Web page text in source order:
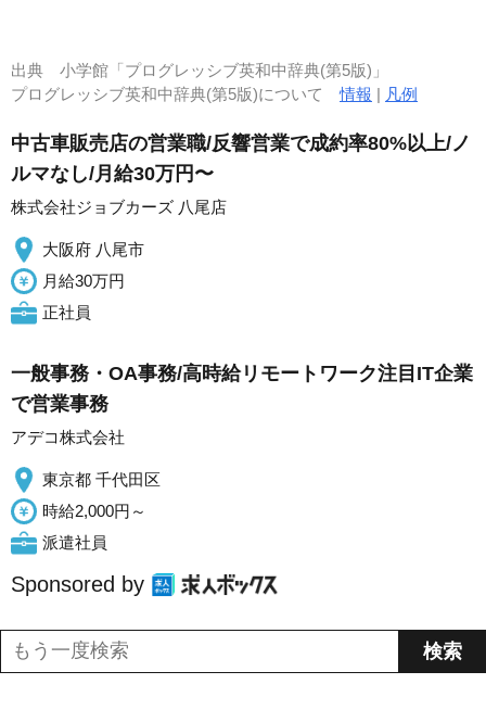
出典 小学館「プログレッシブ英和中辞典(第5版)」
プログレッシブ英和中辞典(第5版)について情報 | 凡例
中古車販売店の営業職/反響営業で成約率80%以上/ノ
ルマなし/月給30万円〜
株式会社ジョブカーズ 八尾店
大阪府 八尾市
月給30万円
正社員
一般事務・OA事務/高時給リモートワーク注目IT企業
で営業事務
アデコ株式会社
東京都 千代田区
時給2,000円～
派遣社員
Sponsored by